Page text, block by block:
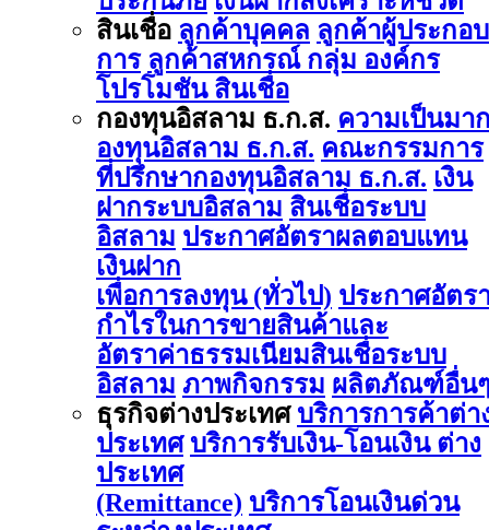
สินเชื่อ ลูกค้าบุคคล ลูกค้าผู้ประกอบ
การ ลูกค้าสหกรณ์ กลุ่ม องค์กร
โปรโมชัน สินเชื่อ
กองทุนอิสลาม ธ.ก.ส. ความเป็นมา
องทุนอิสลาม ธ.ก.ส. คณะกรรมการ
ที่ปรึกษากองทุนอิสลาม ธ.ก.ส. เงิน
ฝากระบบอิสลาม สินเชื่อระบบ
อิสลาม ประกาศอัตราผลตอบแทน
เงินฝาก
เพื่อการลงทุน (ทั่วไป) ประกาศอัตร
กำไรในการขายสินค้าและ
อัตราค่าธรรมเนียมสินเชื่อระบบ
อิสลาม ภาพกิจกรรม ผลิตภัณฑ์อื่น
ธุรกิจต่างประเทศ บริการการค้าต่า
ประเทศ บริการรับเงิน-โอนเงิน ต่าง
ประเทศ
(Remittance) บริการโอนเงินด่วน